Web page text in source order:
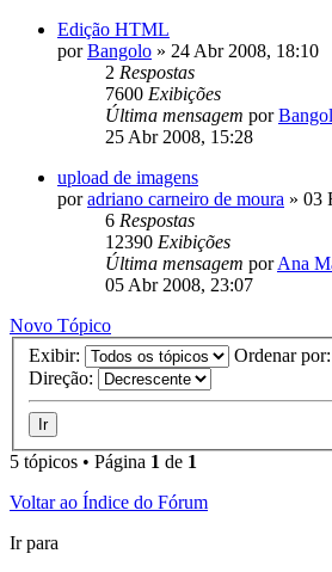
Edição HTML
porBangolo » 24 Abr 2008, 18:10
2 Respostas
7600 Exibições
Última mensagem por
25 Abr 2008, 15:28
upload de imagens
poradriano carneiro de moura » 03
6 Respostas
12390 Exibições
Última mensagem porAna
05 Abr 2008, 23:07
Novo Tópico
Exibir:
Ordenar por:
Direção:
5 tópicos • Página 1 de 1
Voltar ao Índice do Fórum
Ir para